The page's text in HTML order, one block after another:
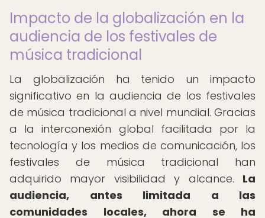
Impacto de la globalización en la
audiencia de los festivales de
música tradicional
La globalización ha tenido un impacto
significativo en la audiencia de los festivales
de música tradicional a nivel mundial. Gracias
a la interconexión global facilitada por la
tecnología y los medios de comunicación, los
festivales de música tradicional han
adquirido mayor visibilidad y alcance. La
audiencia, antes limitada a las
comunidades locales, ahora se ha